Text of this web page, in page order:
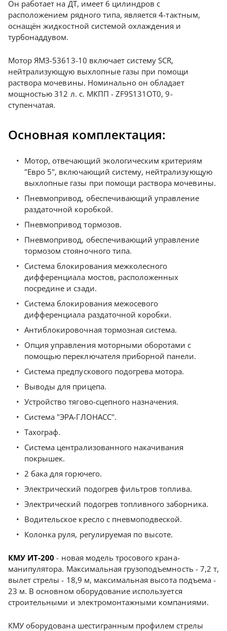
Он работает на ДТ, имеет 6 цилиндров с
расположением рядного типа, является 4-тактным,
оснащён жидкостной системой охлаждения и
турбонаддувом.
Мотор ЯМЗ-53613-10 включает систему SCR,
нейтрализующую выхлопные газы при помощи
раствора мочевины. Номинально он обладает
мощностью 312 л. с. МКПП - ZF9S131ОT0, 9-
ступенчатая.
Основная комплектация:
Мотор, отвечающий экологическим критериям
"Евро 5", включающий систему, нейтрализующую
выхлопные газы при помощи раствора мочевины.
Пневмопривод, обеспечивающий управление
раздаточной коробкой.
Пневмопривод тормозов.
Пневмопривод, обеспечивающий управление
тормозом стояночного типа.
Система блокирования межколесного
дифференциала мостов, расположенных
посредине и сзади.
Система блокирования межосевого
дифференциала раздаточной коробки.
Антиблокировочная тормозная система.
Опция управления моторными оборотами с
помощью переключателя приборной панели.
Система предпускового подогрева мотора.
Выводы для прицепа.
Устройство тягово-сцепного назначения.
Система "ЭРА-ГЛОНАСС".
Тахограф.
Система централизованного накачивания
покрышек.
2 бака для горючего.
Электрический подогрев фильтров топлива.
Электрический подогрев топливного заборника.
Водительское кресло с пневмоподвеской.
Колонка руля, регулируемая по высоте.
КМУ ИТ-200 - новая модель тросового крана-
манипулятора. Максимальная грузоподъемность - 7,2 т,
вылет стрелы - 18,9 м, максимальная высота подъема -
23 м. В основном оборудование используется
строительными и электромонтажными компаниями.
КМУ оборудована шестигранным профилем стрелы